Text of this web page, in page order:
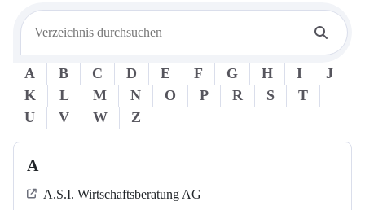
A B C D E F G H I
J
K
L M N O P R S
T
U
V W Z
A
A.S.I. Wirtschaftsberatung AG